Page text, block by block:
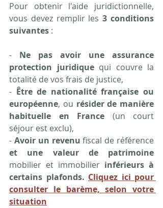
Pour obtenir l'aide juridictionnelle,
vous devez remplir les 3 conditions
suivantes :
- Ne pas avoir une assurance
protection juridique qui couvre la
totalité de vos frais de justice,
- Être de nationalité française ou
européenne, ou résider de manière
habituelle en France (un court
séjour est exclu),
- Avoir un revenu
et une valeur de patrimoine
mobilier et immobilier inférieurs à
certains plafonds. Cliquez ici pour
consulter le barème, selon votre
situation